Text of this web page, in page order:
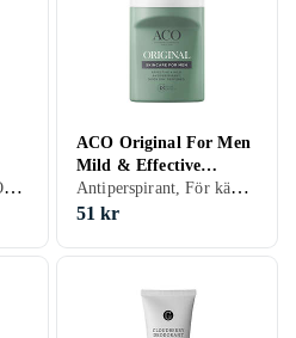
Antiperspirant, Roll-On, Dam, 60 ml
ACO Original For Men
Mild & Effective
Antiperspirant Roll-On
50ml
Antiperspirant, För känslig hud, Roll-On, Herr, 50 ml
51 kr